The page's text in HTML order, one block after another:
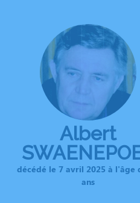
Albert
décédé le 7 avril 2025 à l'âge
ans